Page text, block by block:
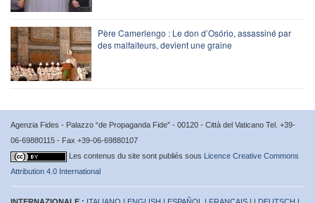
Père Camerlengo : Le don d’Osório, assassiné par
des malfaiteurs, devient une graine
Agenzia Fides - Palazzo “de Propaganda Fide” - 00120 - Città del Vaticano Tel. +39-
06-69880115 - Fax +39-06-69880107
Les contenus du site sont publiés sous Licence Creative Commons
Attribution 4.0 International